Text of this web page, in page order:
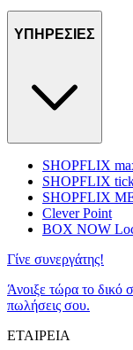
ΥΠΗΡΕΣΙΕΣ
SHOPFLIX
SHOPFLIX
SHOPFLIX
Clever Point
BOX NOW
Γίνε συνεργάτης!
Άνοιξε τώρα το δικό
πωλήσεις σου.
ΕΤΑΙΡΕΙΑ